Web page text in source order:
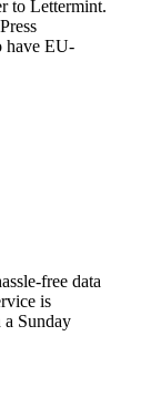
to Lettermint.
have EU-
free data
is
Sunday